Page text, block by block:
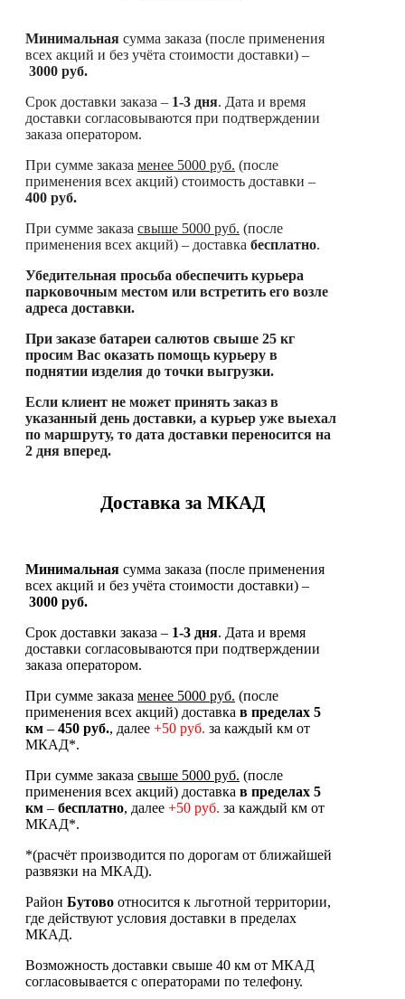
Минимальная сумма заказа (после применения
всех акций и без учёта стоимости доставки) –
3000 руб.
Срок доставки заказа – 1-3 дня. Дата и время
доставки согласовываются при подтверждении
заказа оператором.
При сумме заказа менее 5000 руб. (после
применения всех акций) стоимость доставки –
400 руб.
При сумме заказа свыше 5000 руб. (после
применения всех акций) – доставка бесплатно.
Убедительная просьба обеспечить курьера
парковочным местом или встретить его возле
адреса доставки.
При заказе батареи салютов свыше 25 кг
просим Вас оказать помощь курьеру в
поднятии изделия до точки выгрузки.
Если клиент не может принять заказ в
указанный день доставки, а курьер уже выехал
по маршруту, то дата доставки переносится на
2 дня вперед.
Доставка за МКАД
Минимальная сумма заказа (после применения
всех акций и без учёта стоимости доставки) –
3000 руб.
Срок доставки заказа – 1-3 дня. Дата и время
доставки согласовываются при подтверждении
заказа оператором.
При сумме заказа менее 5000 руб. (после
применения всех акций) доставка в пределах 5
км – 450 руб., далее +50 руб. за каждый км от
МКАД*.
При сумме заказа свыше 5000 руб. (после
применения всех акций) доставка в пределах 5
км – бесплатно, далее +50 руб. за каждый км от
МКАД*.
*(расчёт производится по дорогам от ближайшей
развязки на МКАД).
Район Бутово относится к льготной территории,
где действуют условия доставки в пределах
МКАД.
Возможность доставки свыше 40 км от МКАД
согласовывается с операторами по телефону.